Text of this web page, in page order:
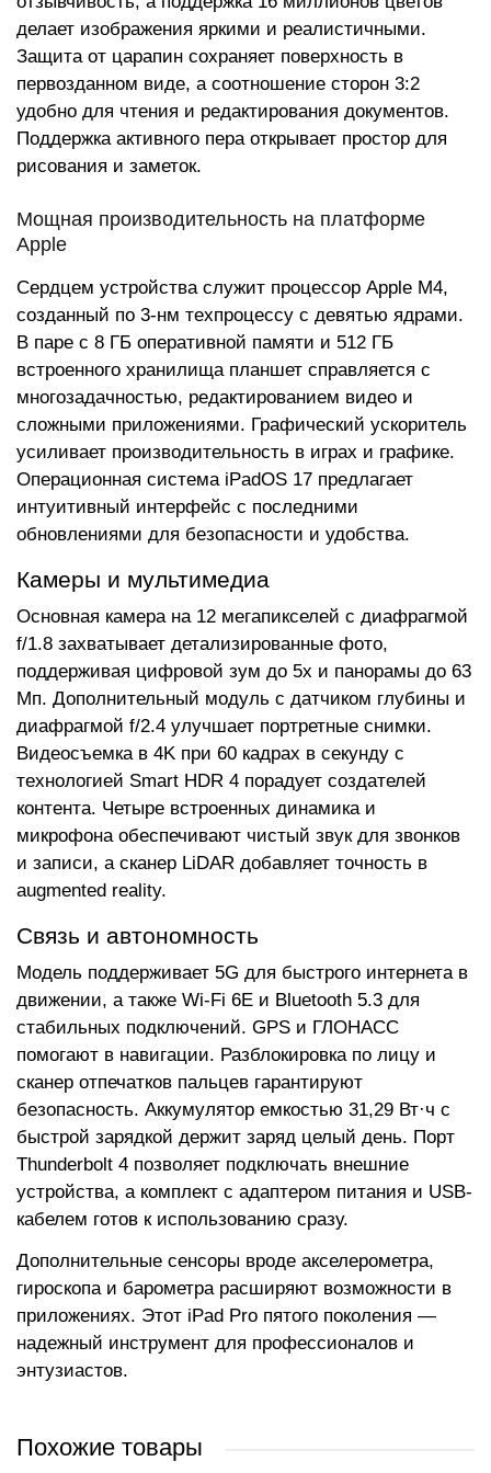
делает изображения яркими и реалистичными.
Защита от царапин сохраняет поверхность в
первозданном виде, а соотношение сторон 3:2
удобно для чтения и редактирования документов.
Поддержка активного пера открывает простор для
рисования и заметок.
Мощная производительность на платформе
Apple
Сердцем устройства служит процессор Apple M4,
созданный по 3-нм техпроцессу с девятью ядрами.
В паре с 8 ГБ оперативной памяти и 512 ГБ
встроенного хранилища планшет справляется с
многозадачностью, редактированием видео и
сложными приложениями. Графический ускоритель
усиливает производительность в играх и графике.
Операционная система iPadOS 17 предлагает
интуитивный интерфейс с последними
обновлениями для безопасности и удобства.
Камеры и мультимедиа
Основная камера на 12 мегапикселей с диафрагмой
f/1.8 захватывает детализированные фото,
поддерживая цифровой зум до 5x и панорамы до 63
Мп. Дополнительный модуль с датчиком глубины и
диафрагмой f/2.4 улучшает портретные снимки.
Видеосъемка в 4K при 60 кадрах в секунду с
технологией Smart HDR 4 порадует создателей
контента. Четыре встроенных динамика и
микрофона обеспечивают чистый звук для звонков
и записи, а сканер LiDAR добавляет точность в
augmented reality.
Связь и автономность
Модель поддерживает 5G для быстрого интернета в
движении, а также Wi-Fi 6E и Bluetooth 5.3 для
стабильных подключений. GPS и ГЛОНАСС
помогают в навигации. Разблокировка по лицу и
сканер отпечатков пальцев гарантируют
безопасность. Аккумулятор емкостью 31,29 Вт·ч с
быстрой зарядкой держит заряд целый день. Порт
Thunderbolt 4 позволяет подключать внешние
устройства, а комплект с адаптером питания и USB-
кабелем готов к использованию сразу.
Дополнительные сенсоры вроде акселерометра,
гироскопа и барометра расширяют возможности в
приложениях. Этот iPad Pro пятого поколения —
надежный инструмент для профессионалов и
энтузиастов.
Похожие товары